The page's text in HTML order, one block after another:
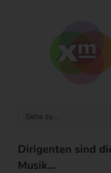
Gehe zu ...
Dirigenten sind
Musik…